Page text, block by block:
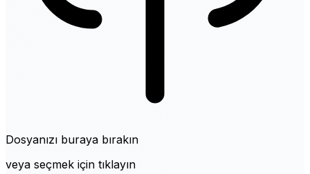
Dosyanızı buraya bırakın
veya seçmek için tıklayın